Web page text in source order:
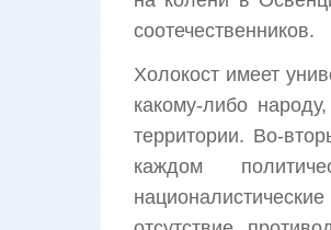
соотечественников.
Холокост имеет
какому-либо
территории. Во-
каждом